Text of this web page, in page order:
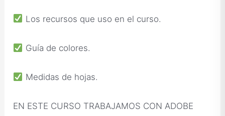
Los recursos que uso en el curso.
Guía de colores.
Medidas de hojas.
EN ESTE CURSO TRABAJAMOS CON ADOBE